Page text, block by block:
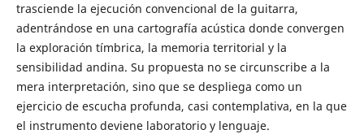
trasciende la ejecución convencional de la guitarra,
adentrándose en una cartografía acústica donde convergen
la exploración tímbrica, la memoria territorial y la
sensibilidad andina. Su propuesta no se circunscribe a la
mera interpretación, sino que se despliega como un
ejercicio de escucha profunda, casi contemplativa, en la que
el instrumento deviene laboratorio y lenguaje.